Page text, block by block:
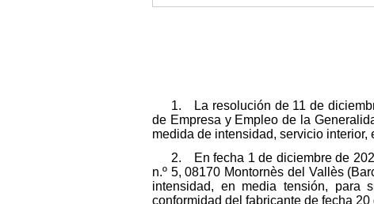
1. La resolución de 11 de
de Empresa y Empleo de la
medida de intensidad, servicio
2. En fecha 1 de diciembre de
n.º 5, 08170 Montornès del Vallès
intensidad, en media tensión, para
conformidad del fabricante de fecha 20